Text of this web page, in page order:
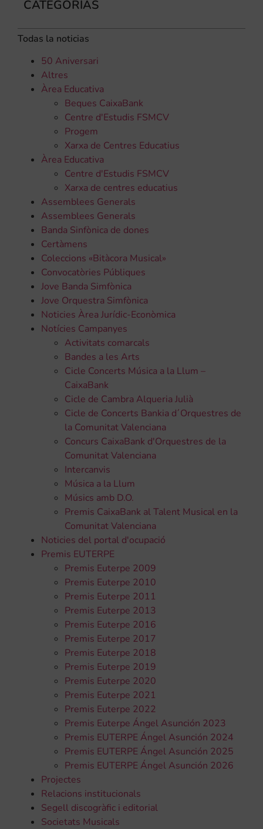
CATEGORÍAS
Todas la noticias
50 Aniversari
Altres
Àrea Educativa
Beques CaixaBank
Centre d'Estudis FSMCV
Progem
Xarxa de Centres Educatius
Àrea Educativa
Centre d'Estudis FSMCV
Xarxa de centres educatius
Assemblees Generals
Assemblees Generals
Banda Sinfònica de dones
Certàmens
Coleccions «Bitàcora Musical»
Convocatòries Públiques
Jove Banda Simfònica
Jove Orquestra Simfònica
Noticies Àrea Jurídic-Econòmica
Notícies Campanyes
Activitats comarcals
Bandes a les Arts
Cicle Concerts Música a la Llum –
CaixaBank
Cicle de Cambra Alqueria Julià
Cicle de Concerts Bankia d´Orquestres de
la Comunitat Valenciana
Concurs CaixaBank d'Orquestres de la
Comunitat Valenciana
Intercanvis
Música a la Llum
Músics amb D.O.
Premis CaixaBank al Talent Musical en la
Comunitat Valenciana
Noticies del portal d'ocupació
Premis EUTERPE
Premis Euterpe 2009
Premis Euterpe 2010
Premis Euterpe 2011
Premis Euterpe 2013
Premis Euterpe 2016
Premis Euterpe 2017
Premis Euterpe 2018
Premis Euterpe 2019
Premis Euterpe 2020
Premis Euterpe 2021
Premis Euterpe 2022
Premis Euterpe Ángel Asunción 2023
Premis EUTERPE Ángel Asunción 2024
Premis EUTERPE Ángel Asunción 2025
Premis EUTERPE Ángel Asunción 2026
Projectes
Relacions institucionals
Segell discogràfic i editorial
Societats Musicals